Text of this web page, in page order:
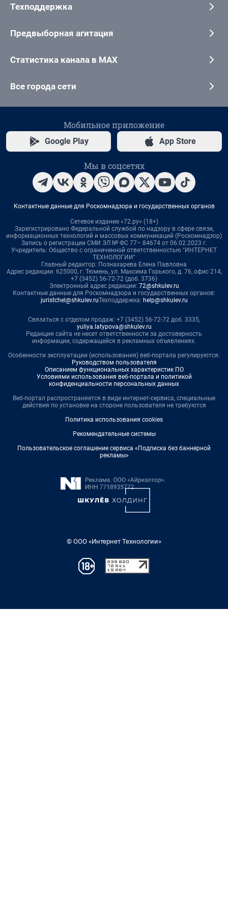
Техподдержка
Предвыборная агитация
Статистика канала в MAX
Все города сети
Мобильное приложение
Google Play App Store
Мы в соцсетях
Контактные данные для Роскомнадзора и государственных органов
Сетевое издание «72.ру» (18+)
Зарегистрировано Федеральной службой по надзору в сфере связи,
информационных технологий и массовых коммуникаций (Роскомнадзор)
Запись о регистрации СМИ ЭЛ № ФС 77– 84674 от 06.02.2023 г.
Учредитель: Общество с ограниченной ответственностью "ИНТЕРНЕТ
ТЕХНОЛОГИИ"
Главный редактор: Познахарева Елена Павловна
Адрес редакции: 625000, г. Тюмень, ул. Максима Горького, д. 76, офис 214,
+7 (3452) 56-72-72 (доб. 3736)
Электронный адрес редакции: 72@shkulev.ru
Контактные данные для Роскомнадзора и государственных органов:
juristchel@shkulev.ruТехподдержка: help@shkulev.ru
Связаться с отделом продаж: +7 (3452) 56-72-72 доб. 3335,
yuliya.latypova@shkulev.ru
Редакция сайта не несет ответственности за достоверность
информации, содержащейся в рекламных объявлениях.
Особенности эксплуатации (использования) веб-портала регулируются:
Руководством пользователя
Описанием функциональных характеристик ПО
Условиями использования веб-портала и политикой
конфиденциальности персональных данных
Веб-портал распространяется в виде интернет-сервиса, специальные
действия по установке на стороне пользователя не требуются
Политика использования cookies
Рекомендательные системы
Пользовательское соглашение сервиса «Подписка без баннерной
рекламы»
© ООО «Интернет Технологии»